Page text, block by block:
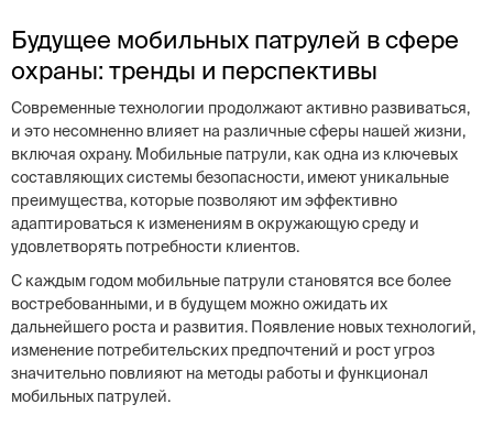
Будущее мобильных патрулей в сфере
охраны: тренды и перспективы
Современные технологии продолжают активно развиваться,
и это несомненно влияет на различные сферы нашей жизни,
включая охрану. Мобильные патрули, как одна из ключевых
составляющих системы безопасности, имеют уникальные
преимущества, которые позволяют им эффективно
адаптироваться к изменениям в окружающую среду и
удовлетворять потребности клиентов.
С каждым годом мобильные патрули становятся все более
востребованными, и в будущем можно ожидать их
дальнейшего роста и развития. Появление новых технологий,
изменение потребительских предпочтений и рост угроз
значительно повлияют на методы работы и функционал
мобильных патрулей.